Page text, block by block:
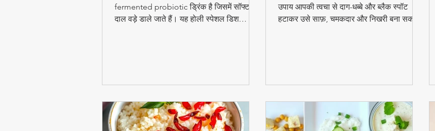
fermented probiotic ड्रिंक है जिसमें सॉफ्ट
दाल वड़े डाले जाते हैं। यह होली स्पेशल डिश
उपाय आपकी त्वचा से दाग-धब्बे और ब्लैक स्पॉट
हटाकर उसे साफ़, चमकदार और निखरी बना सकता